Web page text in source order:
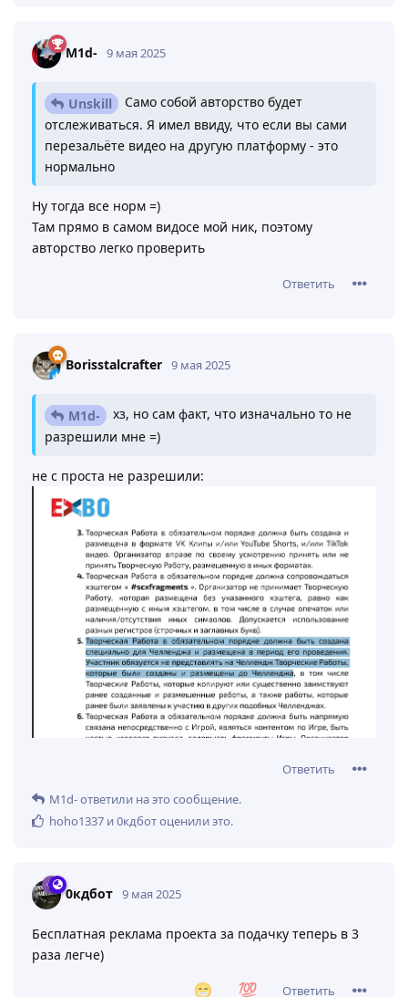
M1d- 9 мая 2025
Unskill
Само собой авторство будет
отслеживаться. Я имел ввиду, что если вы сами
перезальёте видео на другую платформу - это
нормально
Ну тогда все норм =)
Там прямо в самом видосе мой ник, поэтому
авторство легко проверить
Ответить
Borisstalcrafter 9 мая 2025
M1d-
хз, но сам факт, что изначально то не
разрешили мне =)
не с проста не разрешили:
Ответить
M1d-ответили на это сообщение.
hoho1337 и0кдботоценили это.
0кдбот 9 мая 2025
Бесплатная реклама проекта за подачку теперь в 3
раза легче)
Ответить